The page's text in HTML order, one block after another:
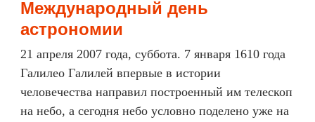
Международный день
астрономии
21 апреля 2007 года, суббота. 7 января 1610 года
Галилео Галилей впервые в истории
человечества направил построенный им телескоп
на небо, а сегодня небо условно поделено уже на